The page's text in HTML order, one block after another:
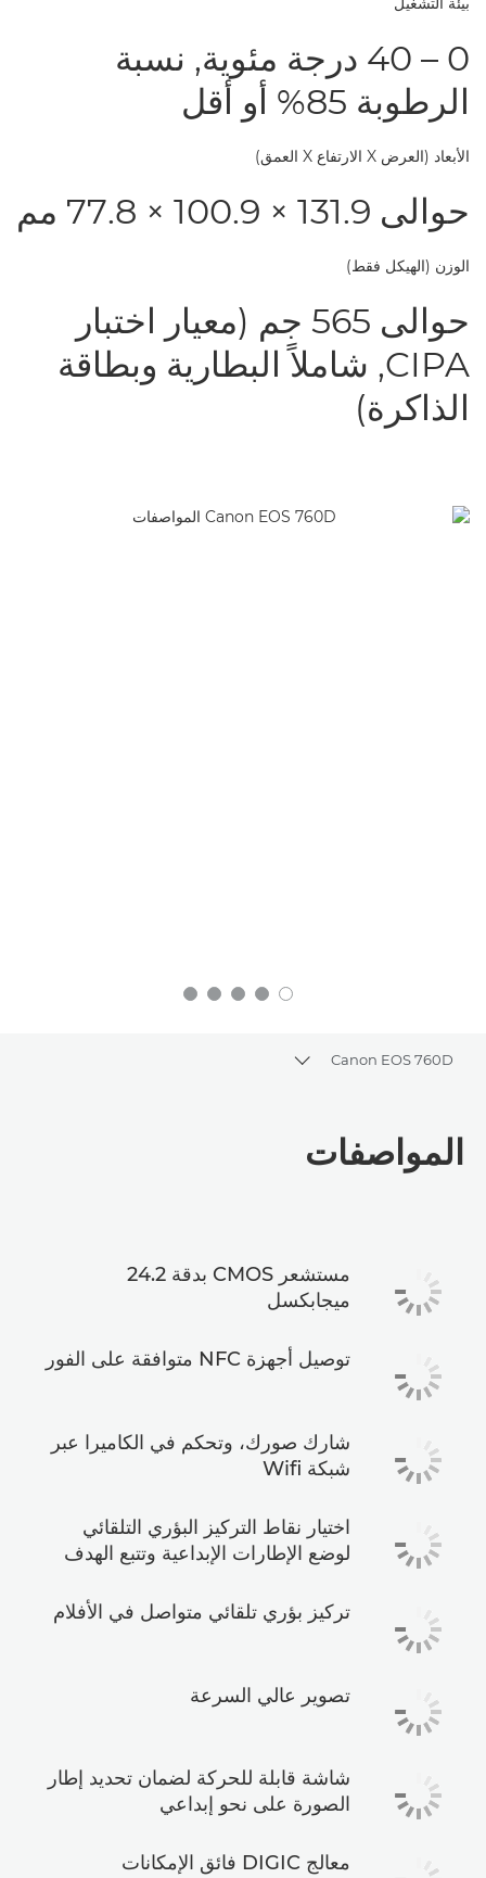
0 ‏– 40 درجة مئوية, نسبة
الرطوبة 85% أو أقل
الأبعاد (العرض X الارتفاع X العمق)
حوالى 131.9 × 100.9 × 77.8 مم
الوزن (الهيكل فقط)
حوالى 565 جم (معيار اختبار
CIPA, شاملاً البطارية وبطاقة
الذاكرة)
Canon EOS 760D
Toggle breadcrumbs
المواصفات
المواصفات
مستشعر CMOS بدقة 24.2
ميجابكسل
توصيل أجهزة NFC متوافقة على الفور
شارك صورك، وتحكم في الكاميرا عبر
شبكة Wifi
اختيار نقاط التركيز البؤري التلقائي
لوضع الإطارات الإبداعية وتتبع الهدف
تركيز بؤري تلقائي متواصل في الأفلام
تصوير عالي السرعة
شاشة قابلة للحركة لضمان تحديد إطار
الصورة على نحو إبداعي
معالج DIGIC فائق الإمكانات